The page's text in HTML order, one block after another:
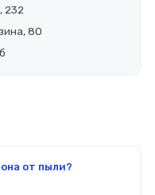
232
80
от пыли?